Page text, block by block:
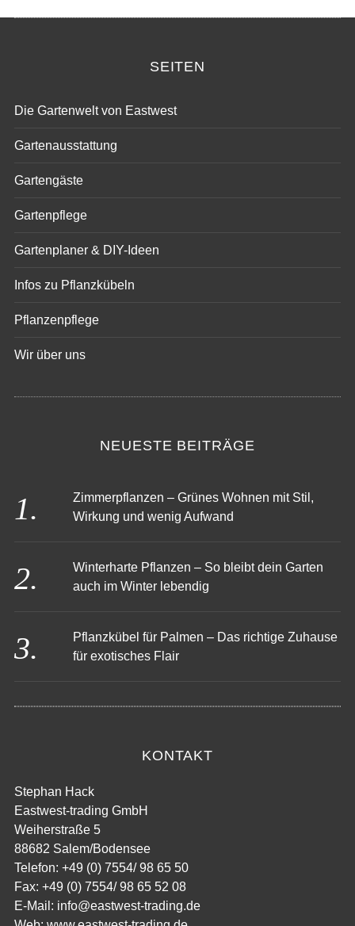
SEITEN
Die Gartenwelt von Eastwest
Gartenausstattung
Gartengäste
Gartenpflege
Gartenplaner & DIY-Ideen
Infos zu Pflanzkübeln
Pflanzenpflege
Wir über uns
NEUESTE BEITRÄGE
Zimmerpflanzen – Grünes Wohnen mit Stil,
Wirkung und wenig Aufwand
Winterharte Pflanzen – So bleibt dein Garten
auch im Winter lebendig
Pflanzkübel für Palmen – Das richtige Zuhause
für exotisches Flair
KONTAKT
Stephan Hack
Eastwest-trading GmbH
Weiherstraße 5
88682 Salem/Bodensee
Telefon: +49 (0) 7554/ 98 65 50
Fax: +49 (0) 7554/ 98 65 52 08
E-Mail: info@eastwest-trading.de